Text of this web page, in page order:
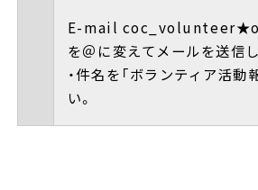
E-mail
を＠に変えてメールを送信
・件名を「ボランティア活動
い。